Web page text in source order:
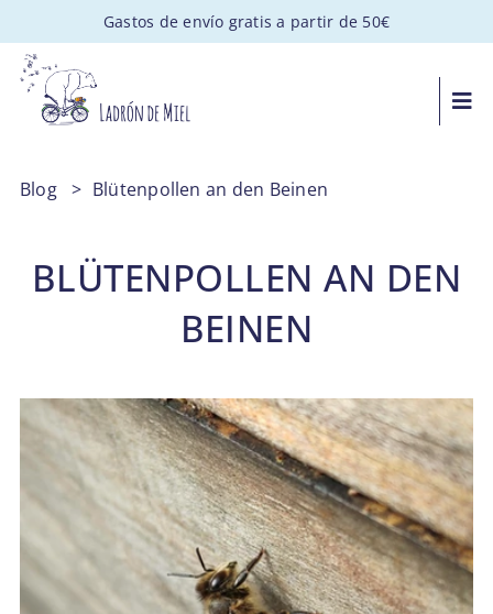
al
contenido
Gastos de envío gratis a partir de 50€
VISITAS
BLOG
SOBRE NOSOTROS
Blog> Blütenpollen an den Beinen
BLÜTENPOLLEN AN DEN
BEINEN